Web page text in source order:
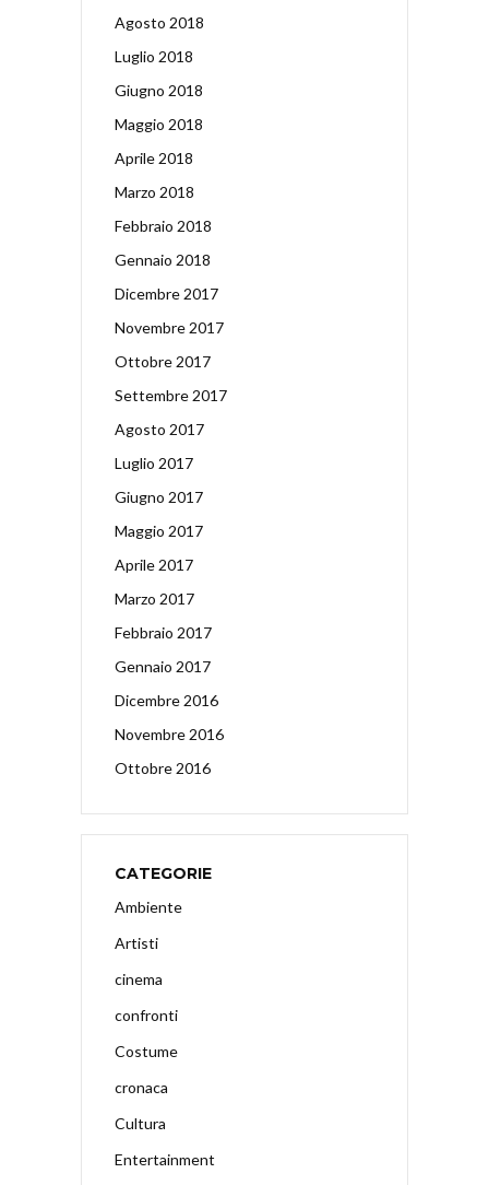
Agosto 2018
Luglio 2018
Giugno 2018
Maggio 2018
Aprile 2018
Marzo 2018
Febbraio 2018
Gennaio 2018
Dicembre 2017
Novembre 2017
Ottobre 2017
Settembre 2017
Agosto 2017
Luglio 2017
Giugno 2017
Maggio 2017
Aprile 2017
Marzo 2017
Febbraio 2017
Gennaio 2017
Dicembre 2016
Novembre 2016
Ottobre 2016
CATEGORIE
Ambiente
Artisti
cinema
confronti
Costume
cronaca
Cultura
Entertainment